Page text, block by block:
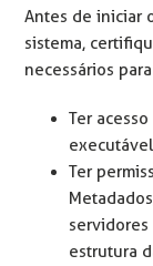
Antes de iniciar
sistema,
necessários
Ter
Ter
servidores
estrutura